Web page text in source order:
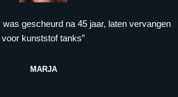
was gescheurd na 45 jaar, laten vervangen
voor kunststof tanks”
MARJA